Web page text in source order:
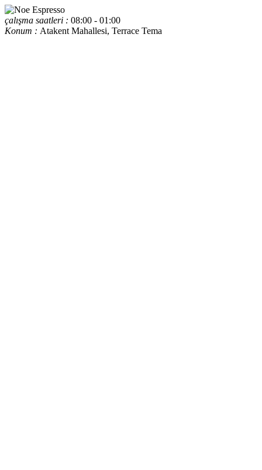
çalışma saatleri : 08:00 - 01:00
Konum : Atakent Mahallesi, Terrace Tema